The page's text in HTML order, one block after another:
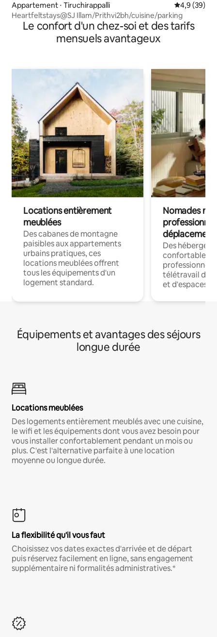
Appartement ⋅ Tiruchirappalli Évaluation
4,9 (39)
Heartfeltstays@SJ Illam/Prithvi2bh/cuisine/parking
Le confort d'un chez-soi et des tarifs
mensuels avantageux
Locations entièrement
meublées
Des cabanes de montagne
paisibles aux appartements
urbains pratiques, ces
locations meublées offrent
tous les équipements d'un
logement standard.
Nomades
déplacement
Des
confortables
professionnels
télétravail
et d'espaces
Équipements et avantages des séjours
longue durée
Locations meublées
Des logements entièrement meublés avec une cuisine,
le wifi et les équipements dont vous avez besoin pour
vous installer confortablement pendant un mois ou
plus. C'est l'alternative parfaite à une location
moyenne ou longue durée.
La flexibilité qu'il vous faut
Choisissez vos dates exactes d'arrivée et de départ
puis réservez facilement en ligne, sans engagement
supplémentaire ni formalités administratives.*